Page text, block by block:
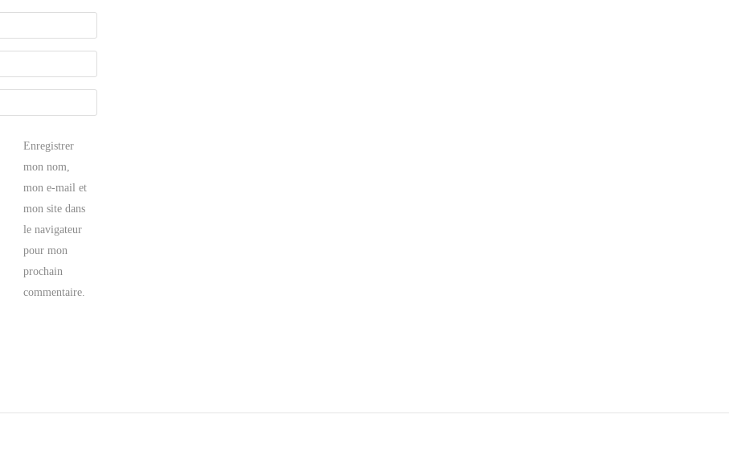
Enregistrer
mon nom,
mon e-mail et
mon site dans
le navigateur
pour mon
prochain
commentaire.